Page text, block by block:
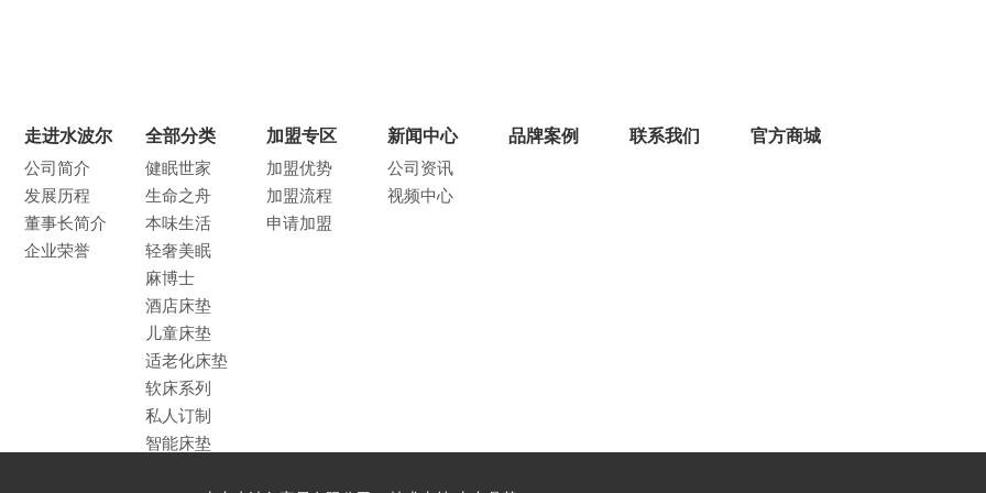
走进水波尔
公司简介
发展历程
董事长简介
企业荣誉
全部分类
健眠世家
生命之舟
本味生活
轻奢美眠
麻博士
酒店床垫
儿童床垫
适老化床垫
软床系列
私人订制
智能床垫
加盟专区
加盟优势
加盟流程
申请加盟
新闻中心
公司资讯
视频中心
品牌案例 联系我们 官方商城